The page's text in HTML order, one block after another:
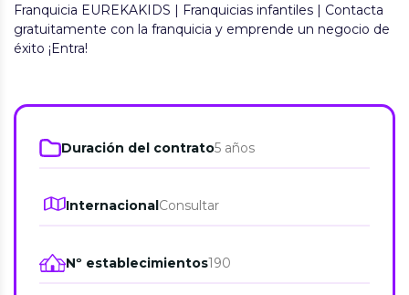
Franquicia EUREKAKIDS | Franquicias infantiles | Contacta
gratuitamente con la franquicia y emprende un negocio de
éxito ¡Entra!
Duración del contrato5 años
InternacionalConsultar
Nº establecimientos190